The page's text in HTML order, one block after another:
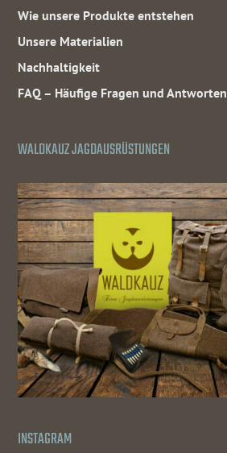
Wie unsere Produkte entstehen
Unsere Materialien
Nachhaltigkeit
FAQ – Häufige Fragen und Antworten
WALDKAUZ JAGDAUSRÜSTUNGEN
INSTAGRAM